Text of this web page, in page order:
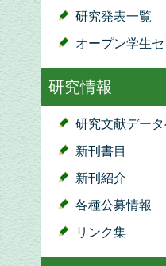
研究発表一覧
オープン学生
研究情報
研究文献デー
新刊書目
新刊紹介
各種公募情報
リンク集